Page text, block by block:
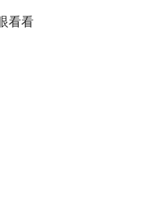
看看